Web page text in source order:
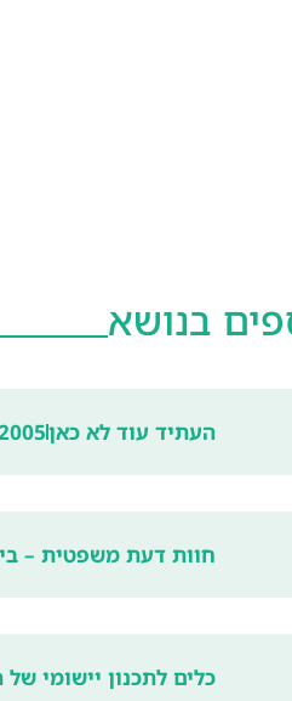
בנושא
העתיד עוד לא כאן
חוות דעת משפטית –
כלים לתכנון יישומי